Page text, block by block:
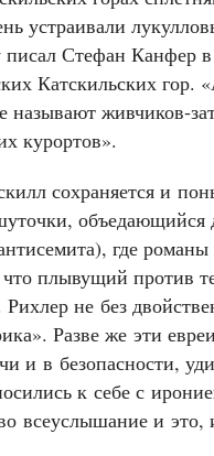
устраивали
писал Стефан Канфер
Катскильских гор.
курортов».
сохраняется и
объедающийся
где
плывущий против
не без
Разве же эти
и в безопасности,
к себе с
всеуслышание и это,